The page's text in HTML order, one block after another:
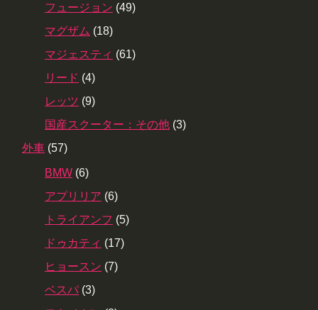
フュージョン (49)
マグザム (18)
マジェスティ (61)
リード (4)
レッツ (9)
国産スクーター：その他 (3)
外車 (57)
BMW (6)
アプリリア (6)
トライアンフ (5)
ドゥカティ (17)
ヒョースン (7)
ベスパ (3)